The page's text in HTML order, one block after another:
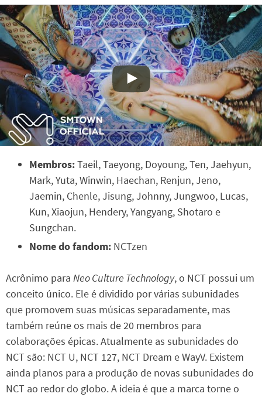
Membros:Taeil, Taeyong, Doyoung, Ten, Jaehyun,
Mark, Yuta, Winwin, Haechan, Renjun, Jeno,
Jaemin, Chenle, Jisung, Johnny, Jungwoo, Lucas,
Kun, Xiaojun, Hendery, Yangyang, Shotaro e
Sungchan.
Nome do fandom: NCTzen
Acrônimo para Neo Culture Technology, o NCT possui um
conceito único. Ele é dividido por várias subunidades
que promovem suas músicas separadamente, mas
também reúne os mais de 20 membros para
colaborações épicas. Atualmente as subunidades do
NCT são: NCT U, NCT 127, NCT Dream e WayV. Existem
ainda planos para a produção de novas subunidades do
NCT ao redor do globo. A ideia é que a marca torne o